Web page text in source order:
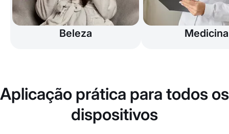
Beleza Medicina
Aplicação prática para todos os
dispositivos